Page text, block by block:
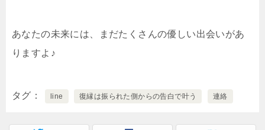
あなたの未来には、まだたくさんの優しい出会いがあ
りますよ♪
タグ line 復縁は振られた側からの告白で叶う 連絡